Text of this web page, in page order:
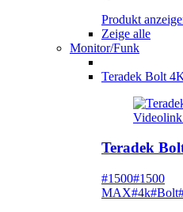
Produkt
Zeige alle
Monitor/Funk
Teradek Bolt
Teradek
#1500#1500
MAX#4k#Bolt